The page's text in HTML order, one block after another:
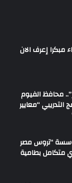
مبكرا إعرف الان
محافظ الفيوم
التدريبي “معايير
“تروس مصر
متكامل بطامية